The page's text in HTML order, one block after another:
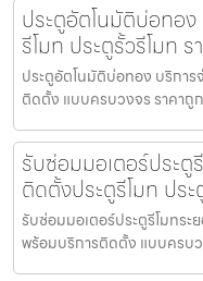
ประตูอัตโนมัติบ่อทอง
รีโมท ประตูรั้วรีโมท ร
ประตูอัตโนมัติบ่อทอง บริการ
ติดตั้ง แบบครบวงจร ราคาถู
รับซ่อมมอเตอร์ประตู
ติดตั้งประตูรีโมท ปร
รับซ่อมมอเตอร์ประตูรีโมทระ
พร้อมบริการติดตั้ง แบบครบ